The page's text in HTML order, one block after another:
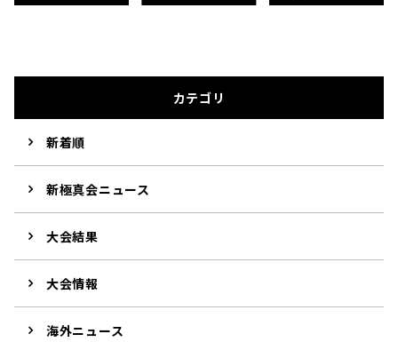
カテゴリ
新着順
新極真会ニュース
大会結果
大会情報
海外ニュース